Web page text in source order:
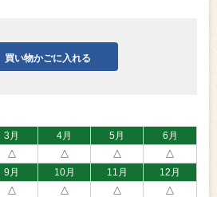
3月 4月 5月
6月
△ △ △
△
9月 10月 11月
12月
△ △ △ △
買い物かごに入れる